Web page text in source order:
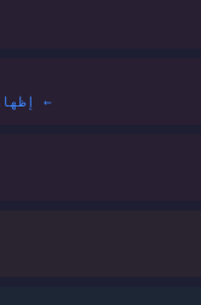
إظهار العنصر ←